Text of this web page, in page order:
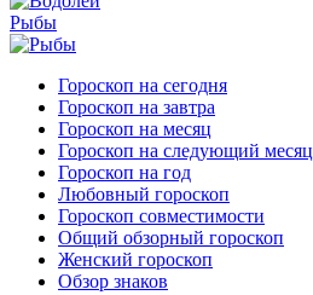
Рыбы
Гороскоп на сегодня
Гороскоп на завтра
Гороскоп на месяц
Гороскоп на следующий месяц
Гороскоп на год
Любовный гороскоп
Гороскоп совместимости
Общий обзорный гороскоп
Женский гороскоп
Обзор знаков